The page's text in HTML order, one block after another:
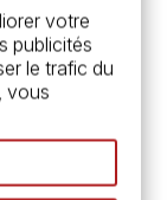
votre
publicités
le trafic du
vous